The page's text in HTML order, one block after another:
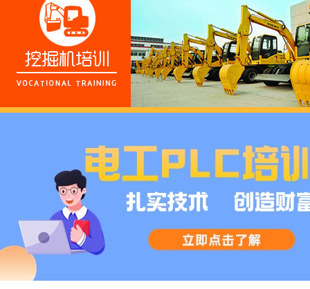
浓浓端午情，欢乐“粽
这个春天，以爱之名，